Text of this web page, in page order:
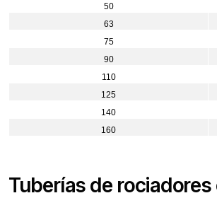
50
63
75
90
110
125
140
160
Tuberías de